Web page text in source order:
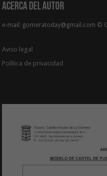
Acerca del Autor
e-mail: gomeratoday@gmail.com ©
Aviso legal
Política de privacidad